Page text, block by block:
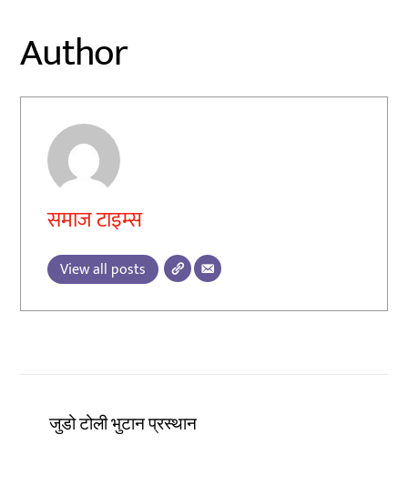
Author
समाज टाइम्स
View all posts
जुडो टोली भुटान प्रस्थान